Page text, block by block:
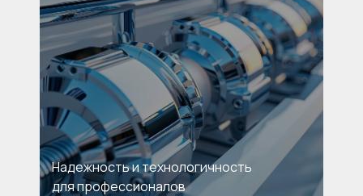
Надежность и технологичность
для профессионалов